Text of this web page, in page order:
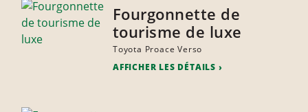
Fourgonnette de
tourisme de luxe
Toyota Proace Verso
AFFICHER LES DÉTAILS